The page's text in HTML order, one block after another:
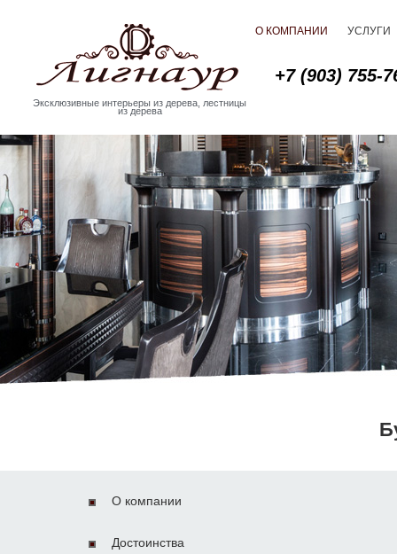
О КОМПАНИИ УСЛУГИ
+7 (903) 755-
Эксклюзивные интерьеры из дерева, лестницы
из дерева
О компании
Достоинства